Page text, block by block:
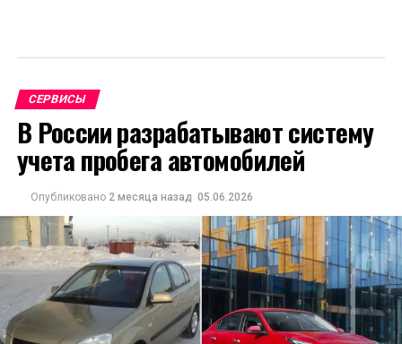
СЕРВИСЫ
В России разрабатывают систему
учета пробега автомобилей
Опубликовано 2 месяца назад 05.06.2026